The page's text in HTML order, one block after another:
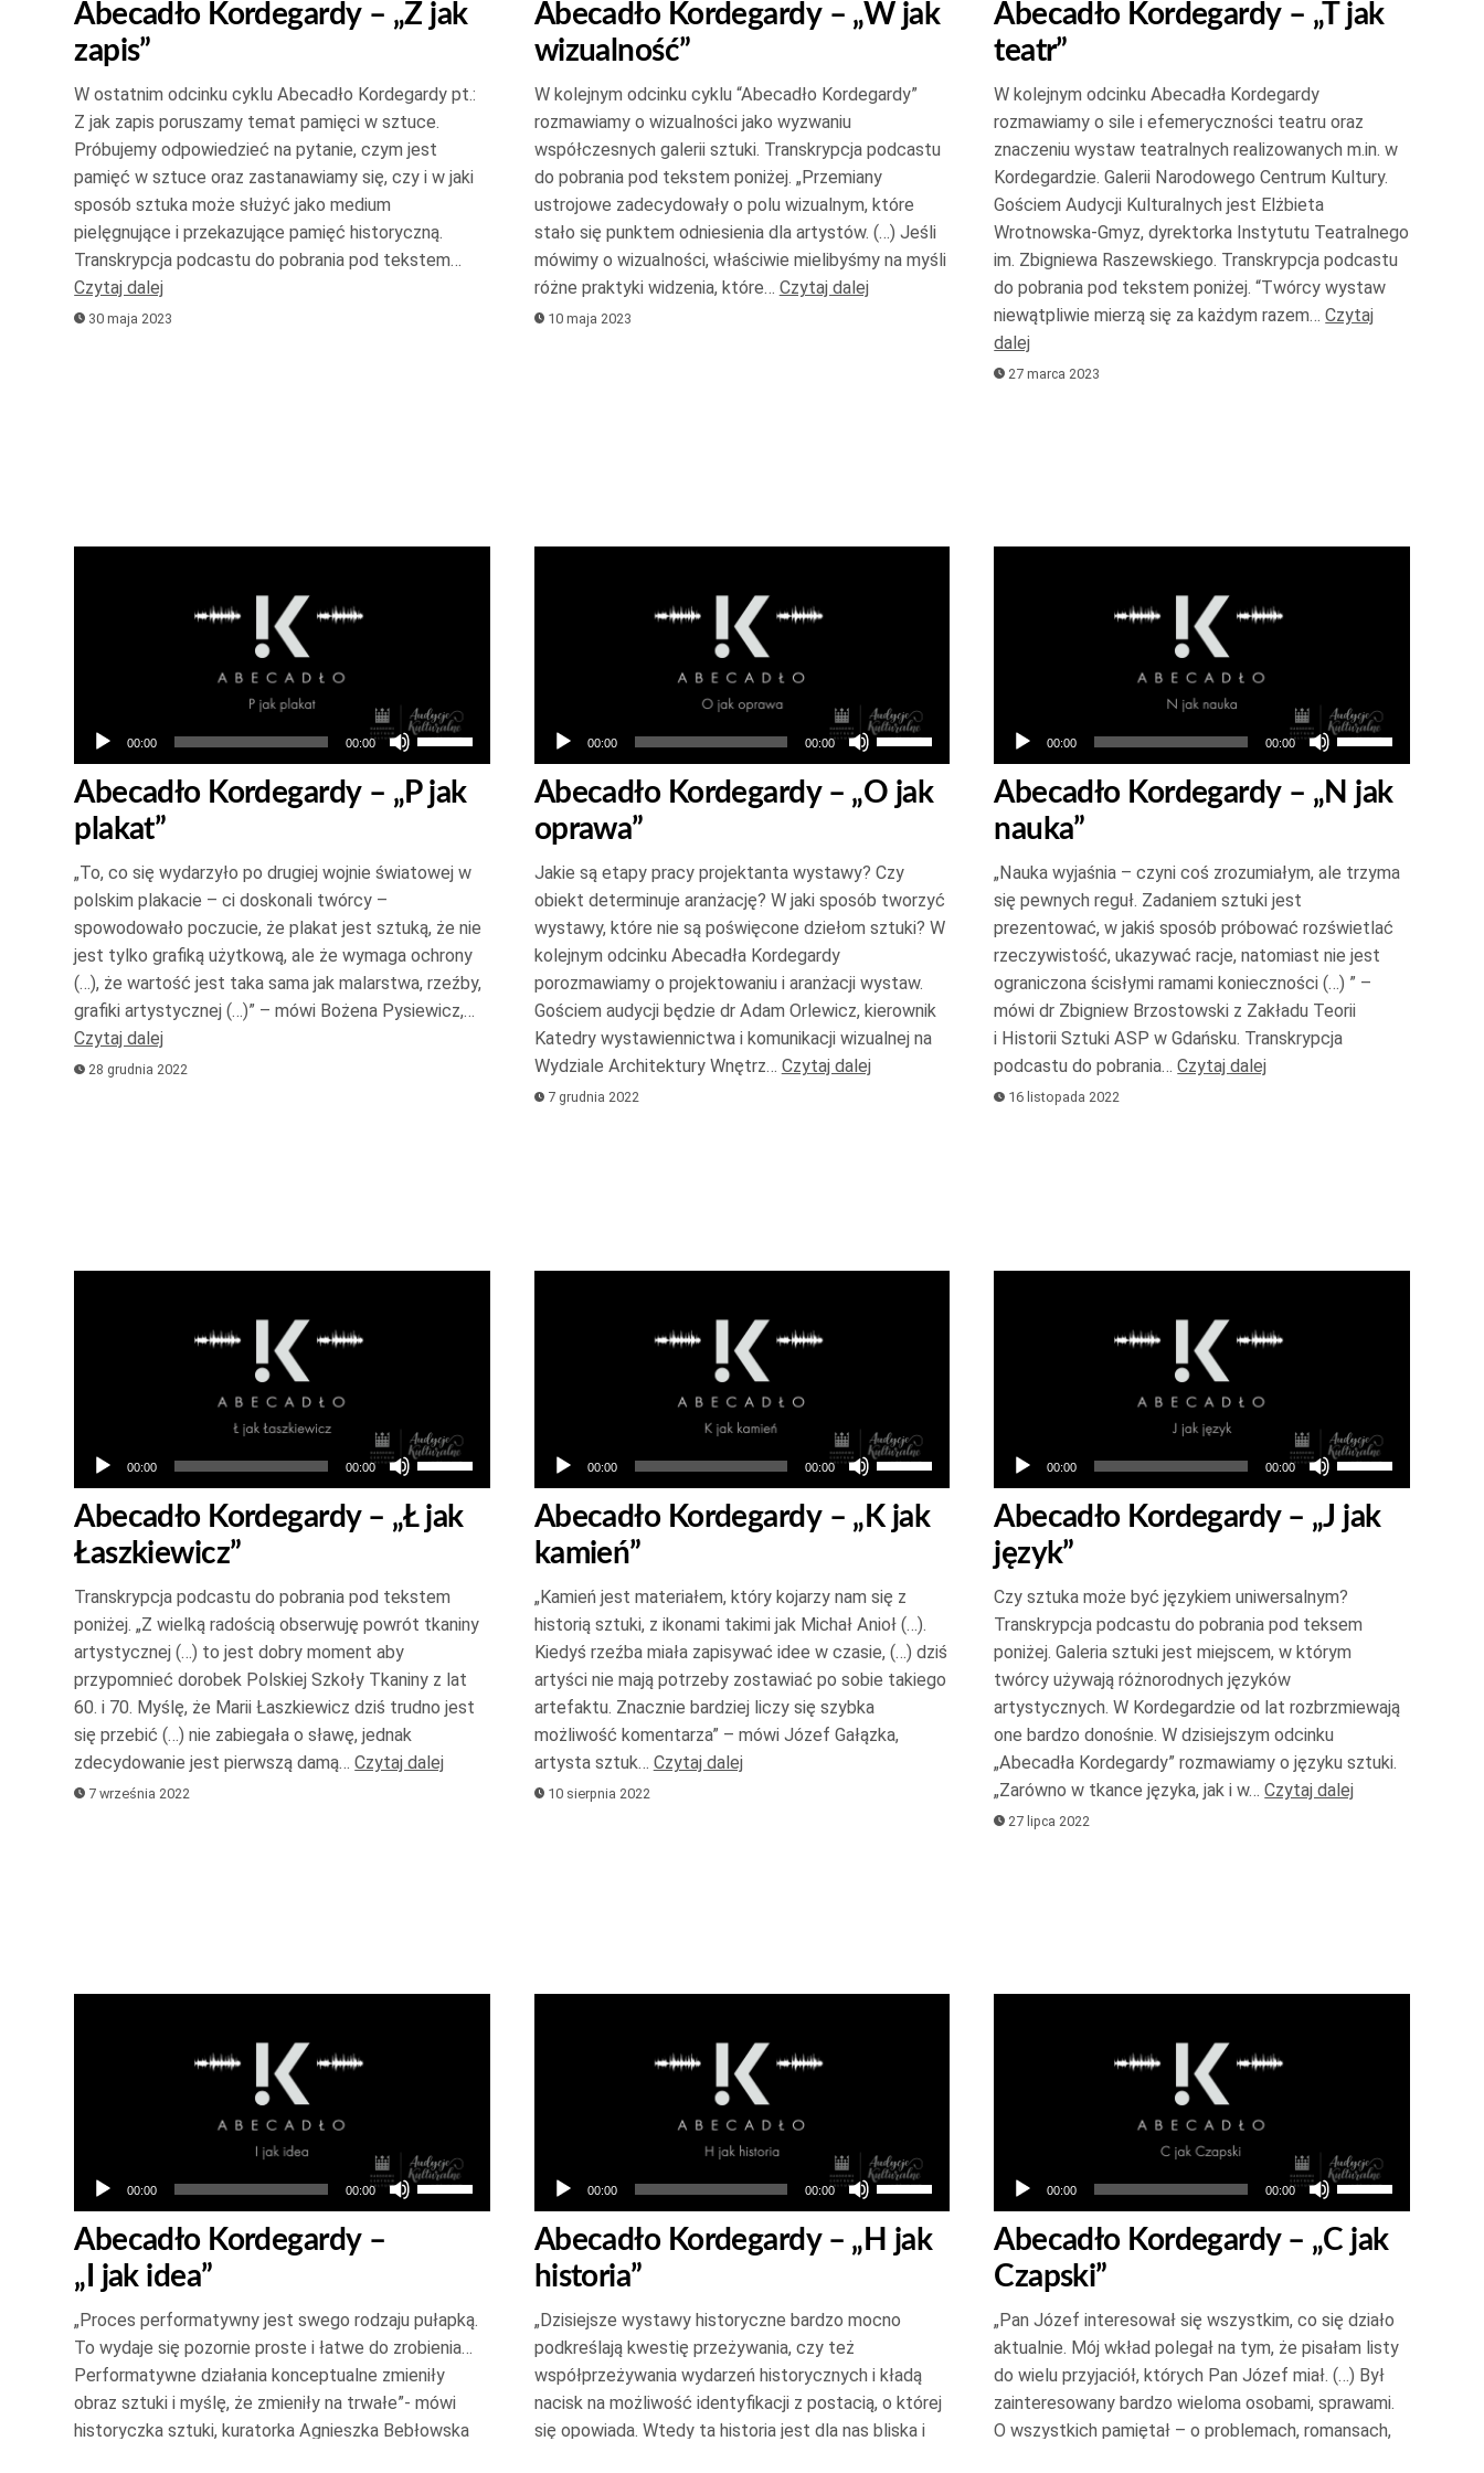
do
dołu
aby
lub
zmniejszyć
Abecadło Kordegardy – „Z jak
zapis”
W ostatnim odcinku cyklu Abecadło Kordegardy pt.:
Z jak zapis poruszamy temat pamięci w sztuce.
Próbujemy odpowiedzieć na pytanie, czym jest
pamięć w sztuce oraz zastanawiamy się, czy i w jaki
sposób sztuka może służyć jako medium
pielęgnujące i przekazujące pamięć historyczną.
Transkrypcja podcastu do pobrania pod tekstem…
Czytaj dalej
30 maja 2023
do
do
dołu
aby
zwiększyć
lub
zmniejszyć
Abecadło Kordegardy – „W jak
wizualność”
W kolejnym odcinku cyklu “Abecadło Kordegardy”
rozmawiamy o wizualności jako wyzwaniu
współczesnych galerii sztuki. Transkrypcja podcastu
do pobrania pod tekstem poniżej. „Przemiany
ustrojowe zadecydowały o polu wizualnym, które
stało się punktem odniesienia dla artystów. (…) Jeśli
mówimy o wizualności, właściwie mielibyśmy na myśli
różne praktyki widzenia, które… Czytaj dalej
10 maja 2023
do
dołu
aby
lub
zmniejszyć
głośność.
Abecadło Kordegardy – „T jak
teatr”
W kolejnym odcinku Abecadła Kordegardy
rozmawiamy o sile i efemeryczności teatru oraz
znaczeniu wystaw teatralnych realizowanych m.in. w
Kordegardzie. Galerii Narodowego Centrum Kultury.
Gościem Audycji Kulturalnych jest Elżbieta
Wrotnowska-Gmyz, dyrektorka Instytutu Teatralnego
im. Zbigniewa Raszewskiego. Transkrypcja podcastu
do pobrania pod tekstem poniżej. “Twórcy wystaw
niewątpliwie mierzą się za każdym razem…Czytaj
dalej
27 marca 2023
00:00 00:00
Używaj
strzałek
do
dołu
aby
zwiększyć
lub
Abecadło Kordegardy – „P jak
plakat”
„To, co się wydarzyło po drugiej wojnie światowej w
polskim plakacie – ci doskonali twórcy –
spowodowało poczucie, że plakat jest sztuką, że nie
jest tylko grafiką użytkową, ale że wymaga ochrony
(…), że wartość jest taka sama jak malarstwa, rzeźby,
grafiki artystycznej (…)” – mówi Bożena Pysiewicz,…
Czytaj dalej
28 grudnia 2022
00:00 00:00
Używaj
strzałek
do
do
dołu
zwiększyć
lub
zmniejszyć
Abecadło Kordegardy – „O jak
oprawa”
Jakie są etapy pracy projektanta wystawy? Czy
obiekt determinuje aranżację? W jaki sposób tworzyć
wystawy, które nie są poświęcone dziełom sztuki? W
kolejnym odcinku Abecadła Kordegardy
porozmawiamy o projektowaniu i aranżacji wystaw.
Gościem audycji będzie dr Adam Orlewicz, kierownik
Katedry wystawiennictwa i komunikacji wizualnej na
Wydziale Architektury Wnętrz… Czytaj dalej
7 grudnia 2022
00:00 00:00
Używaj
strzałek
do
dołu
aby
zwiększyć
lub
zmniejszyć
Abecadło Kordegardy – „N jak
nauka”
„Nauka wyjaśnia – czyni coś zrozumiałym, ale trzyma
się pewnych reguł. Zadaniem sztuki jest
prezentować, w jakiś sposób próbować rozświetlać
rzeczywistość, ukazywać racje, natomiast nie jest
ograniczona ścisłymi ramami konieczności (…) ” –
mówi dr Zbigniew Brzostowski z Zakładu Teorii
i Historii Sztuki ASP w Gdańsku. Transkrypcja
podcastu do pobrania…Czytaj dalej
16 listopada 2022
00:00 00:00
Używaj
strzałek
do
do
aby
zwiększyć
zmniejszyć
Abecadło Kordegardy – „Ł jak
Łaszkiewicz”
Transkrypcja podcastu do pobrania pod tekstem
poniżej. „Z wielką radością obserwuję powrót tkaniny
artystycznej (…) to jest dobry moment aby
przypomnieć dorobek Polskiej Szkoły Tkaniny z lat
60. i 70. Myślę, że Marii Łaszkiewicz dziś trudno jest
się przebić (…) nie zabiegała o sławę, jednak
zdecydowanie jest pierwszą damą…Czytaj dalej
7 września 2022
00:00 00:00
Używaj
strzałek
do
do
dołu
aby
lub
Abecadło Kordegardy – „K jak
kamień”
„Kamień jest materiałem, który kojarzy nam się z
historią sztuki, z ikonami takimi jak Michał Anioł (…).
Kiedyś rzeźba miała zapisywać idee w czasie, (…) dziś
artyści nie mają potrzeby zostawiać po sobie takiego
artefaktu. Znacznie bardziej liczy się szybka
możliwość komentarza” – mówi Józef Gałązka,
artysta sztuk… Czytaj dalej
10 sierpnia 2022
00:00 00:00
Używaj
strzałek
do
dołu
zwiększyć
zmniejszyć
głośność.
Abecadło Kordegardy – „J jak
język”
Czy sztuka może być językiem uniwersalnym?
Transkrypcja podcastu do pobrania pod teksem
poniżej. Galeria sztuki jest miejscem, w którym
twórcy używają różnorodnych języków
artystycznych. W Kordegardzie od lat rozbrzmiewają
one bardzo donośnie. W dzisiejszym odcinku
„Abecadła Kordegardy” rozmawiamy o języku sztuki.
„Zarówno w tkance języka, jak i w…Czytaj dalej
27 lipca 2022
00:00 00:00
Używaj
strzałek
do
dołu
aby
zwiększyć
Abecadło Kordegardy –
„I jak idea”
„Proces performatywny jest swego rodzaju pułapką.
To wydaje się pozornie proste i łatwe do zrobienia…
Performatywne działania konceptualne zmieniły
obraz sztuki i myślę, że zmieniły na trwałe”- mówi
historyczka sztuki, kuratorka Agnieszka Bebłowska
00:00 00:00
Używaj
strzałek
do
dołu
aby
zwiększyć
Abecadło Kordegardy – „H jak
historia”
„Dzisiejsze wystawy historyczne bardzo mocno
podkreślają kwestię przeżywania, czy też
współprzeżywania wydarzeń historycznych i kładą
nacisk na możliwość identyfikacji z postacią, o której
się opowiada. Wtedy ta historia jest dla nas bliska i
00:00 00:00
Używaj
strzałek
do
do
dołu
aby
zwiększyć
Abecadło Kordegardy – „C jak
Czapski”
„Pan Józef interesował się wszystkim, co się działo
aktualnie. Mój wkład polegał na tym, że pisałam listy
do wielu przyjaciół, których Pan Józef miał. (…) Był
zainteresowany bardzo wieloma osobami, sprawami.
O wszystkich pamiętał – o problemach, romansach,